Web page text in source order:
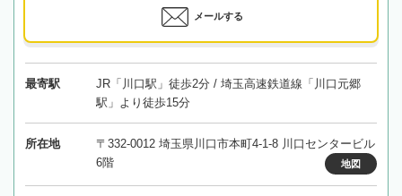
メールする
最寄駅
JR「川口駅」徒歩2分 / 埼玉高速鉄道線「川口元郷
駅」より徒歩15分
所在地
〒332-0012 埼玉県川口市本町4-1-8 川口センタービル
6階
地図